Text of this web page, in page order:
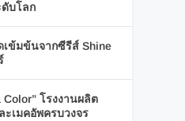
ดับโลก
เข้มข้นจากซีรีส์ Shine
Color” โรงงานผลิต
ะเมคอัพครบวงจร